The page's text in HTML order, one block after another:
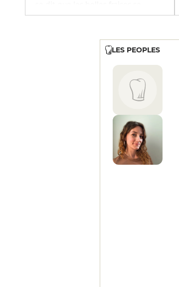
marient fort bien au tapioca à la
et bonne humeur. Carte des vins
ultra-courte qui manque par
LES PEOPLES